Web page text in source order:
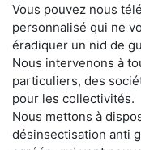
Vous pouvez nous
personnalisé qui ne
éradiquer un nid de
Nous intervenons à
particuliers, des
pour les collectivités.
Nous mettons à
désinsectisation anti